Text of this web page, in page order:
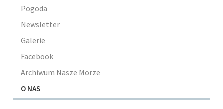
Pogoda
Newsletter
Galerie
Facebook
Archiwum Nasze Morze
O NAS